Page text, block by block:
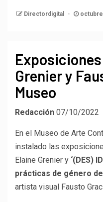
Directordigital octubre
Grenier y
Museo
Redacción 07/10/2022
En el Museo de Arte
instalado las
Elaine Grenier y ‘(DES)
prácticas de género
artista visual Fausto